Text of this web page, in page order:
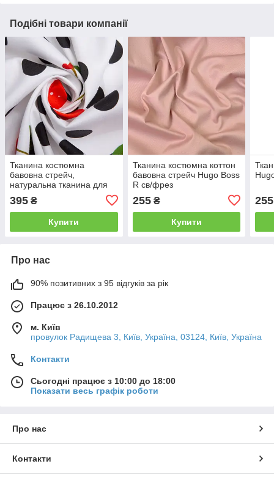
Подібні товари компанії
Тканина костюмна
бавовна стрейч,
натуральна тканина для
платтів, бавовна cherry
395 ₴
Купити
Тканина костюмна коттон
бавовна стрейч Hugo Boss
R св/фрез
255₴
Купити
255
Про нас
90% позитивних з 95 відгуків за рік
Працює з 26.10.2012
м. Київ
провулок Радищева 3, Київ, Україна, 03124, Київ, Україна
Контакти
Сьогодні працює з 10:00 до 18:00
Показати весь графік роботи
Про нас
Контакти